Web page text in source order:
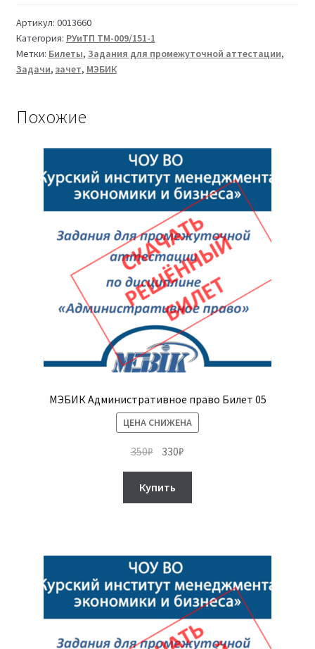
Региональное
управление
и
территориальное
ТМ-009/151-
1
Артикул: 0013660
Категория: РУиТП ТМ-009/151-1
Метки: Билеты, Задания для промежуточной аттестации,
Задачи, зачет, МЭБИК
Похожие
МЭБИК Административное право Билет 05
ЦЕНА СНИЖЕНА
350₽ Первоначальная
цена
составляла
350₽.
330₽
цена:
Купить